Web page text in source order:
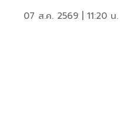
07 ส.ค. 2569 | 11:20 น.